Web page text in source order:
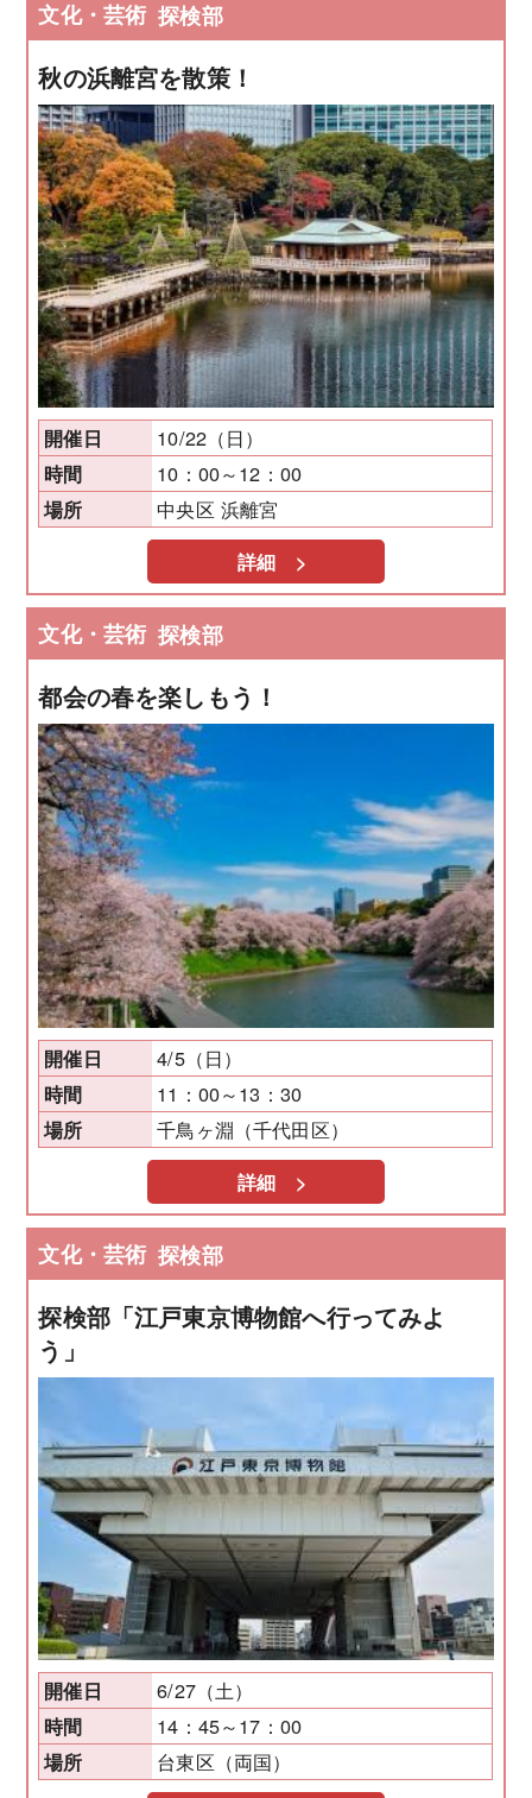
文化・芸術 探検部
秋の浜離宮を散策！
開催日 10/22（日）
時間 10：00～12：00
場所 中央区 浜離宮
詳細 >
文化・芸術 探検部
都会の春を楽しもう！
開催日 4/5（日）
時間 11：00～13：30
場所 千鳥ヶ淵（千代田区）
詳細 >
文化・芸術 探検部
探検部「江戸東京博物館へ行ってみよ
う」
開催日 6/27（土）
時間 14：45～17：00
場所 台東区（両国）